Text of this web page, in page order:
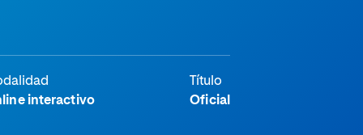
interactivo
Título
Oficial